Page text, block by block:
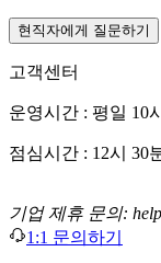
현직자에게 질문하기
고객센터
운영시간 : 평일 10
점심시간 : 12시 30
기업 제휴 문의:
1:1 문의하기